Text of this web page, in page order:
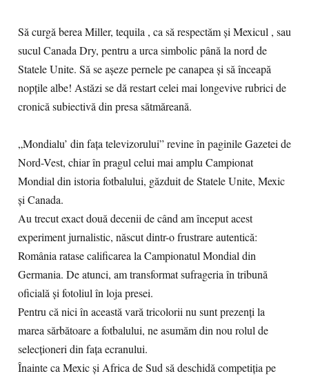
Să curgă berea Miller, tequila , ca să respectăm și Mexicul , sau
sucul Canada Dry, pentru a urca simbolic până la nord de
Statele Unite. Să se așeze pernele pe canapea și să înceapă
nopțile albe! Astăzi se dă restart celei mai longevive rubrici de
cronică subiectivă din presa sătmăreană.
„Mondialu’ din fața televizorului” revine în paginile Gazetei de
Nord-Vest, chiar în pragul celui mai amplu Campionat
Mondial din istoria fotbalului, găzduit de Statele Unite, Mexic
și Canada.
Au trecut exact două decenii de când am început acest
experiment jurnalistic, născut dintr-o frustrare autentică:
România ratase calificarea la Campionatul Mondial din
Germania. De atunci, am transformat sufrageria în tribună
oficială și fotoliul în loja presei.
Pentru că nici în această vară tricolorii nu sunt prezenți la
marea sărbătoare a fotbalului, ne asumăm din nou rolul de
selecționeri din fața ecranului.
Înainte ca Mexic și Africa de Sud să deschidă competiția pe